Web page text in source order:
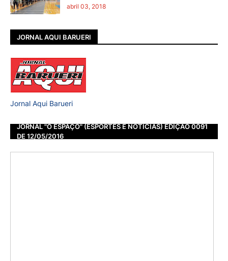
abril 03, 2018
JORNAL AQUI BARUERI
Jornal Aqui Barueri
JORNAL "O ESPAÇO" (ESPORTES E NOTÍCIAS) EDIÇÃO 0091
DE 12/05/2016